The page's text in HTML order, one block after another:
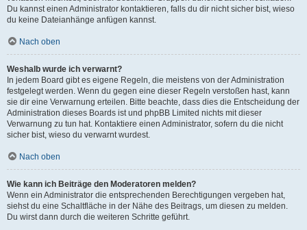
Du kannst einen Administrator kontaktieren, falls du dir nicht sicher bist, wieso
du keine Dateianhänge anfügen kannst.
Nach oben
Weshalb wurde ich verwarnt?
In jedem Board gibt es eigene Regeln, die meistens von der Administration
festgelegt werden. Wenn du gegen eine dieser Regeln verstoßen hast, kann
sie dir eine Verwarnung erteilen. Bitte beachte, dass dies die Entscheidung der
Administration dieses Boards ist und phpBB Limited nichts mit dieser
Verwarnung zu tun hat. Kontaktiere einen Administrator, sofern du die nicht
sicher bist, wieso du verwarnt wurdest.
Nach oben
Wie kann ich Beiträge den Moderatoren melden?
Wenn ein Administrator die entsprechenden Berechtigungen vergeben hat,
siehst du eine Schaltfläche in der Nähe des Beitrags, um diesen zu melden.
Du wirst dann durch die weiteren Schritte geführt.